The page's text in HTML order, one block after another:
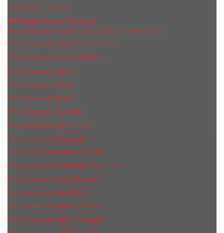
Yves Saint Laurent
Парфюмерия Премиум
Парфюмерия Made In UAE (Духи из Эмиратов)
Парфюмерия Made In UAE A Plus
Парфюмерия Acqua Di Parma
Парфюмерия Adisha
Парфюмерия Afnan
Парфюмерия Ajmal
Парфюмерия Aj Arabia
Парфюмерия Alexandre J.
Парфюмерия Amouage
Парфюмерия Antonio Maretti
Парфюмерия Arabesque Perfumes
Парфюмерия Ard Al Zaafaran
Парфюмерия ArteOlfatto
Парфюмерия Attar Collection
Парфюмерия Atelier Cologne